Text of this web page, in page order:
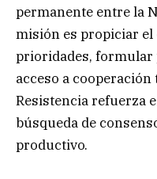
permanente entre la
misión es propiciar
prioridades, formular
acceso a
Resistencia refuerza
búsqueda de
productivo.